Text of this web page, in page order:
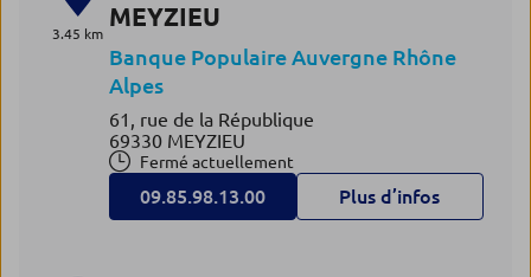
3.45 km
MEYZIEU
Banque Populaire Auvergne Rhône
Alpes
61, rue de la République
69330 MEYZIEU
Fermé actuellement
09.85.98.13.00 Plus d’infos